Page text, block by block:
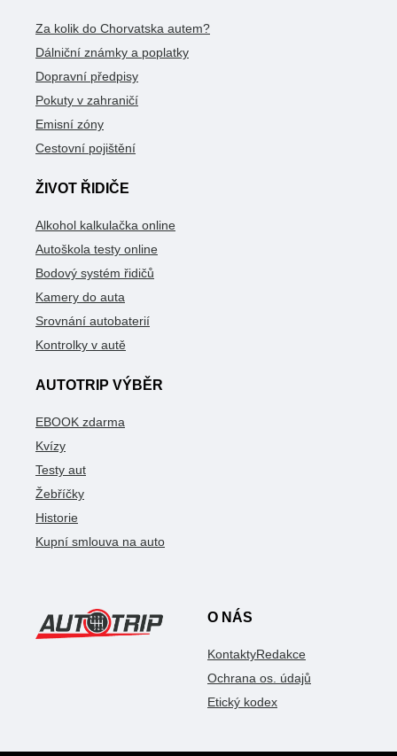
Za kolik do Chorvatska autem?
Dálniční známky a poplatky
Dopravní předpisy
Pokuty v zahraničí
Emisní zóny
Cestovní pojištění
ŽIVOT ŘIDIČE
Alkohol kalkulačka online
Autoškola testy online
Bodový systém řidičů
Kamery do auta
Srovnání autobaterií
Kontrolky v autě
AUTOTRIP VÝBĚR
EBOOK zdarma
Kvízy
Testy aut
Žebříčky
Historie
Kupní smlouva na auto
O NÁS
KontaktyRedakce
Ochrana os. údajů
Etický kodex